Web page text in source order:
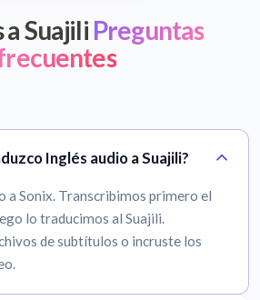
a Suajili Preguntas
Inglés audio a Suajili?
a Sonix. Transcribimos primero el
lo traducimos al Suajili.
de subtítulos o incruste los